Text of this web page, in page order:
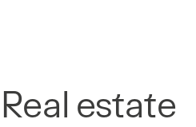
Real estate